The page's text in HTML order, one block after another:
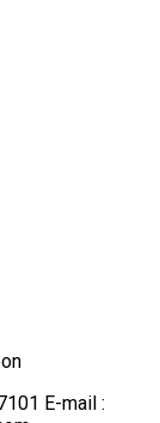
E-mail :